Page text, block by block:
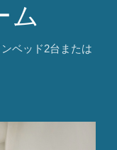
ム
ベッド2台または